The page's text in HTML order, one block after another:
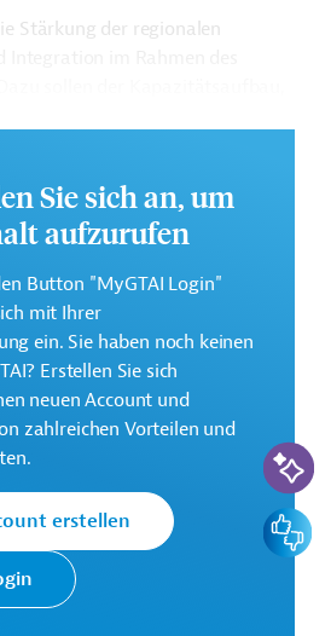
Stärkung der regionalen
zu dem Entwicklungsprojekt
der ADB
und im
zum Download bereitsteht.
dieADB: Schwerpunkte,
Hinweise zur
(Zuschuss)
Sie sich an, um
aufzurufen
Button "MyGTAI Login"
mit Ihrer
ein. Sie haben noch keinen
Erstellen Sie sich
neuen Account und
zahlreichen Vorteilen und
erstellen
KI-